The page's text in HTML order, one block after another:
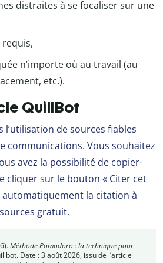
distraites à se focaliser sur une
n’importe où au travail (au
etc.).
QuillBot
de sources fiables
communications. Vous souhaitez
avez la possibilité de copier-
cliquer sur le bouton « Citer cet
la citation à
gratuit.
Méthode Pomodoro : la technique pour
Date : 3 août 2026, issu de l’article